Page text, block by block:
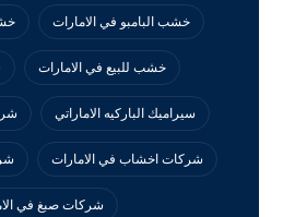
خشب البامبو في الامارات
خشب للبيع في الامارات
سيراميك الباركيه الاماراتي
شركات اخشاب في الامارات
شركات صبغ في